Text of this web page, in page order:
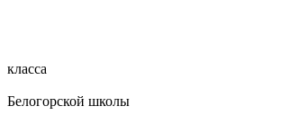
класса
Белогорской школы